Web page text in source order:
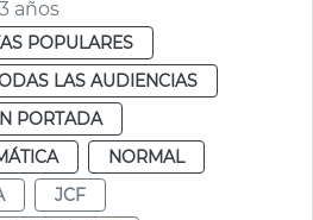
años
POPULARES
LAS AUDIENCIAS
PORTADA
NORMAL
JCF